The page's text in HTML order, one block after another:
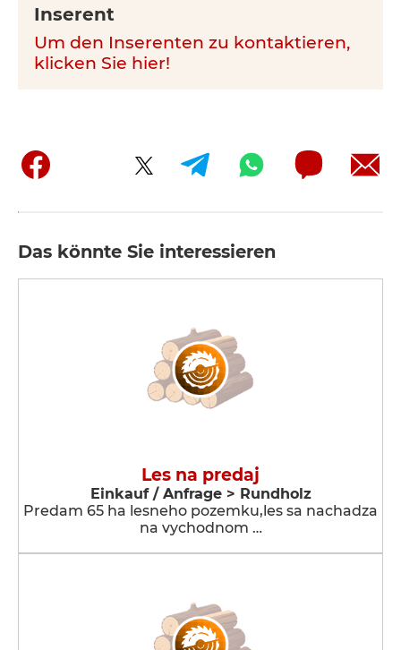
Inserent
Um den Inserenten zu kontaktieren,
klicken Sie hier!
Das könnte Sie interessieren
Les na predaj
Einkauf / Anfrage > Rundholz
Predam 65 ha lesneho pozemku,les sa nachadza
na vychodnom …